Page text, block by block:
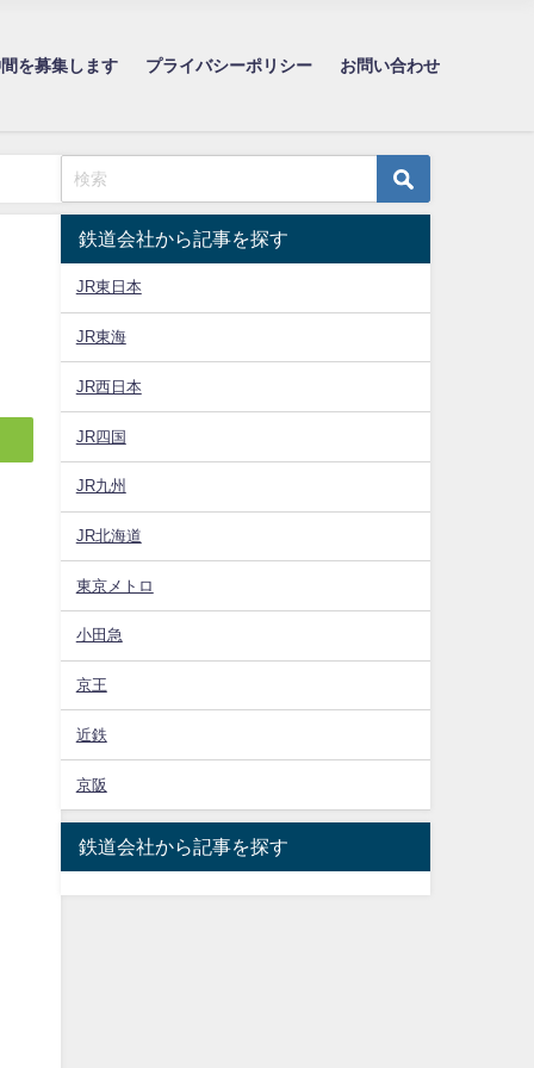
を募集します プライバシーポリシー お問い合わせ
鉄道会社から記事を探す
JR東日本
JR東海
JR西日本
JR四国
JR九州
JR北海道
東京メトロ
小田急
京王
近鉄
京阪
鉄道会社から記事を探す